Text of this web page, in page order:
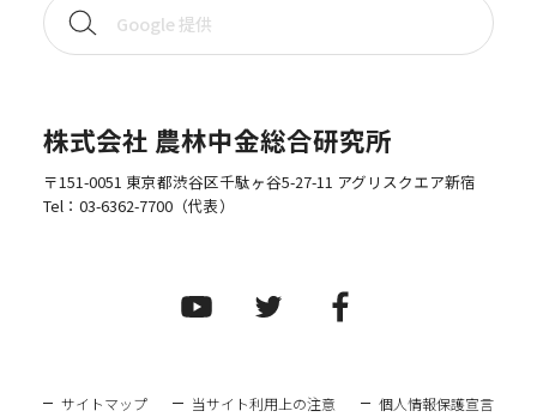
株式会社 農林中金総合研究所
〒151-0051 東京都渋谷区千駄ヶ谷5-27-11 アグリスクエア新宿
Tel： 03-6362-7700（代表）
サイトマップ 当サイト利用上の注意 個人情報保護宣言